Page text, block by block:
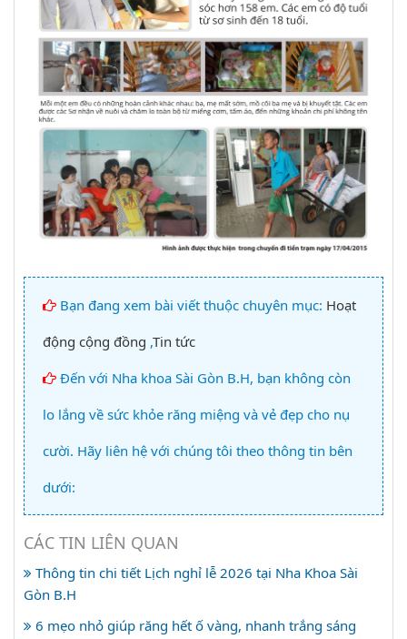
Bạn đang xem bài viết thuộc chuyên mục: Hoạt
động cộng đồng ,Tin tức
Đến với Nha khoa Sài Gòn B.H, bạn không còn
lo lắng về sức khỏe răng miệng và vẻ đẹp cho nụ
cười. Hãy liên hệ với chúng tôi theo thông tin bên
dưới:
CÁC TIN LIÊN QUAN
Thông tin chi tiết Lịch nghỉ lễ 2026 tại Nha Khoa Sài
Gòn B.H
6 mẹo nhỏ giúp răng hết ố vàng, nhanh trắng sáng